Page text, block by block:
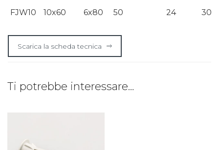
FJW10
10x60 6x80 50 24 30
Scarica la scheda tecnica
Ti potrebbe interessare…